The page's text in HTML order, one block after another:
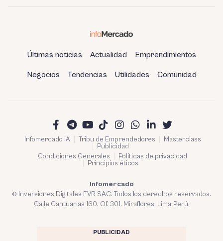
Últimas noticias Actualidad Emprendimientos
Negocios Tendencias Utilidades Comunidad
Infomercado IA Tribu de Emprendedores
Masterclass
Publicidad
Condiciones Generales
Políticas de privacidad
Principios éticos
Infomercado
© Inversiones Digitales FVR SAC. Todos los derechos reservados.
Calle Cantuarias 160. Of. 301. Miraflores, Lima-Perú.
PUBLICIDAD